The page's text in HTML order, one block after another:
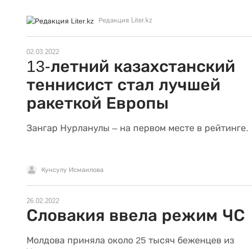
Редакция Liter.kz
02.03.2022
13-летний казахстанский
теннисист стал лучшей
ракеткой Европы
Зангар Нурланулы – на первом месте в рейтинге.
Кунсулу Исмаилова
26.02.2022
Словакия ввела режим ЧС
Молдова приняла около 25 тысяч беженцев из